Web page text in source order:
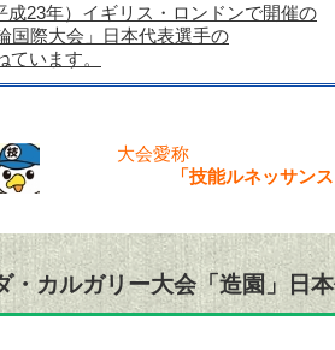
成23年）イギリス・ロンドンで開催の
国際大会」日本代表選手の
います。
大会愛称
「技能ルネッサン
・カルガリー大会「造園」日